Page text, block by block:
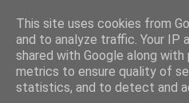
This site uses cookies from
and to analyze traffic. Your IP
shared with Google along
metrics to ensure quality of
statistics, and to detect and